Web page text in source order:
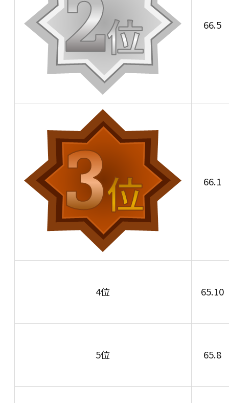
66.5
66.1
4位 65.10
5位 65.8